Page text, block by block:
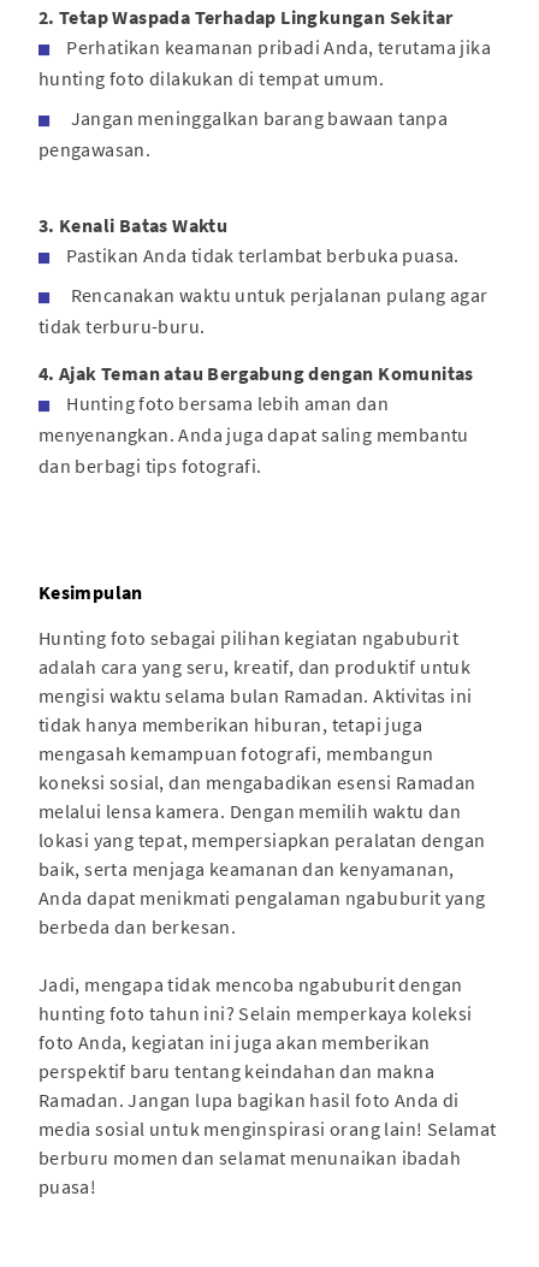
2. Tetap Waspada Terhadap Lingkungan Sekitar
Perhatikan keamanan pribadi Anda, terutama jika
hunting foto dilakukan di tempat umum.
Jangan meninggalkan barang bawaan tanpa
pengawasan.
3. Kenali Batas Waktu
Pastikan Anda tidak terlambat berbuka puasa.
Rencanakan waktu untuk perjalanan pulang agar
tidak terburu-buru.
4. Ajak Teman atau Bergabung dengan Komunitas
Hunting foto bersama lebih aman dan
menyenangkan. Anda juga dapat saling membantu
dan berbagi tips fotografi.
Kesimpulan
Hunting foto sebagai pilihan kegiatan ngabuburit
adalah cara yang seru, kreatif, dan produktif untuk
mengisi waktu selama bulan Ramadan. Aktivitas ini
tidak hanya memberikan hiburan, tetapi juga
mengasah kemampuan fotografi, membangun
koneksi sosial, dan mengabadikan esensi Ramadan
melalui lensa kamera. Dengan memilih waktu dan
lokasi yang tepat, mempersiapkan peralatan dengan
baik, serta menjaga keamanan dan kenyamanan,
Anda dapat menikmati pengalaman ngabuburit yang
berbeda dan berkesan.
Jadi, mengapa tidak mencoba ngabuburit dengan
hunting foto tahun ini? Selain memperkaya koleksi
foto Anda, kegiatan ini juga akan memberikan
perspektif baru tentang keindahan dan makna
Ramadan. Jangan lupa bagikan hasil foto Anda di
media sosial untuk menginspirasi orang lain! Selamat
berburu momen dan selamat menunaikan ibadah
puasa!